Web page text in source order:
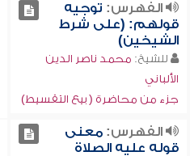
الفهرس: توجيه
قولهم: (على شرط
الشيخين)
للشيخ: محمد ناصر الدين
الألباني
جزء من محاضرة ( بيع التقسيط)
الفهرس:معنى
قوله عليه الصلاة